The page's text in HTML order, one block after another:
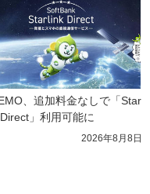
、追加料金なしで「Star
」利用可能に
2026年8月8日